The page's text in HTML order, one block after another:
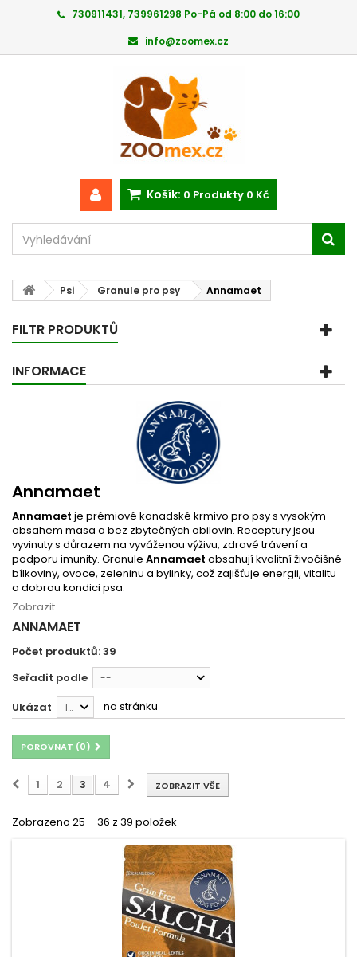
730911431, 739961298 Po-Pá od 8:00 do 16:00
info@zoomex.cz
Košík: 0 Produkty 0 Kč
Psi Granule pro psy Annamaet
FILTR PRODUKTŮ
INFORMACE
Annamaet
Annamaet je prémiové kanadské krmivo pro psy s vysokým
obsahem masa a bez zbytečných obilovin. Receptury jsou
vyvinuty s důrazem na vyváženou výživu, zdravé trávení a
podporu imunity. Granule Annamaet obsahují kvalitní živočišné
bílkoviny, ovoce, zeleninu a bylinky, což zajišťuje energii, vitalitu
a dobrou kondici psa.
Zobrazit
ANNAMAET
Počet produktů: 39
Seřadit podle
--
Ukázat 12 na stránku
POROVNAT (0)
ZOBRAZIT VŠE
1 2 3 4
Zobrazeno 25 – 36 z 39 položek